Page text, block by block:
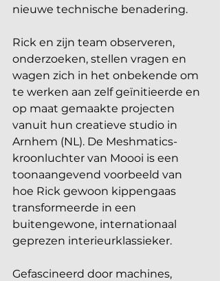
nieuwe technische benadering.
Rick en zijn team observeren,
onderzoeken, stellen vragen en
wagen zich in het onbekende om
te werken aan zelf geïnitieerde en
op maat gemaakte projecten
vanuit hun creatieve studio in
Arnhem (NL). De Meshmatics-
kroonluchter van Moooi is een
toonaangevend voorbeeld van
hoe Rick gewoon kippengaas
transformeerde in een
buitengewone, internationaal
geprezen interieurklassieker.
Gefascineerd door machines,